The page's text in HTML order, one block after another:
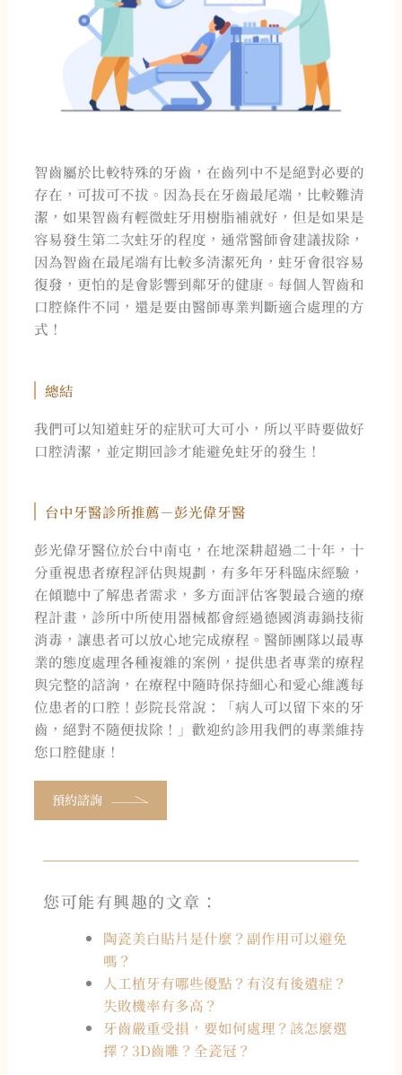
智齒屬於比較特殊的牙齒，在齒列中不是絕對必要的
存在，可拔可不拔。因為長在牙齒最尾端，比較難清
潔，如果智齒有輕微蛀牙用樹脂補就好，但是如果是
容易發生第二次蛀牙的程度，通常醫師會建議拔除，
因為智齒在最尾端有比較多清潔死角，蛀牙會很容易
復發，更怕的是會影響到鄰牙的健康。每個人智齒和
口腔條件不同，還是要由醫師專業判斷適合處理的方
式！
總結
我們可以知道蛀牙的症狀可大可小，所以平時要做好
口腔清潔，並定期回診才能避免蛀牙的發生！
台中牙醫診所推薦－彭光偉牙醫
彭光偉牙醫位於台中南屯，在地深耕超過二十年，十
分重視患者療程評估與規劃，有多年牙科臨床經驗，
在傾聽中了解患者需求，多方面評估客製最合適的療
程計畫，診所中所使用器械都會經過德國消毒鍋技術
消毒，讓患者可以放心地完成療程。醫師團隊以最專
業的態度處理各種複雜的案例，提供患者專業的療程
與完整的諮詢，在療程中隨時保持細心和愛心維護每
位患者的口腔！彭院長常說：「病人可以留下來的牙
齒，絕對不隨便拔除！」歡迎約診用我們的專業維持
您口腔健康！
預約諮詢
您可能有興趣的文章：
陶瓷美白貼片是什麼？副作用可以避免
嗎？
人工植牙有哪些優點？有沒有後遺症？
失敗機率有多高？
牙齒嚴重受損，要如何處理？該怎麼選
擇？3D齒雕？全瓷冠？